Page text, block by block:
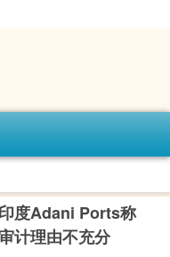
度Adani Ports称
计理由不充分